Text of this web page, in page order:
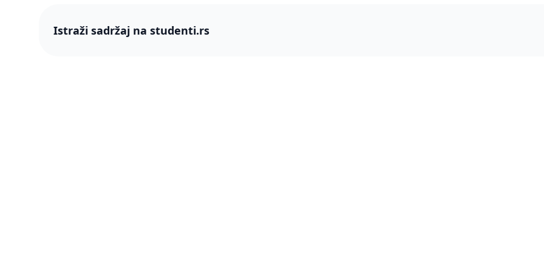
Istraži sadržaj na studenti.rs